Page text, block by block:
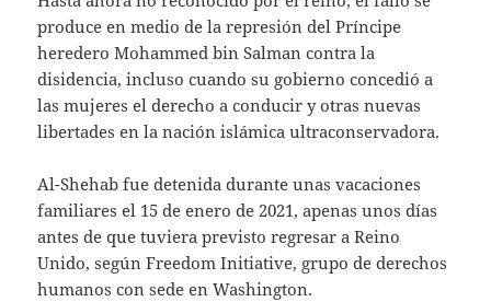
produce en medio de la represión del Príncipe
heredero Mohammed bin Salman contra la
disidencia, incluso cuando su gobierno concedió a
las mujeres el derecho a conducir y otras nuevas
libertades en la nación islámica ultraconservadora.
Al-Shehab fue detenida durante unas vacaciones
familiares el 15 de enero de 2021, apenas unos días
antes de que tuviera previsto regresar a Reino
Unido, según Freedom Initiative, grupo de derechos
humanos con sede en Washington.